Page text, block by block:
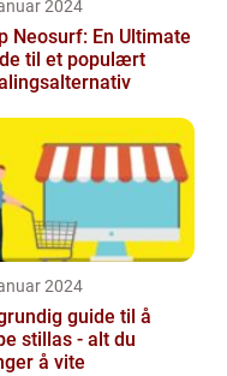
2024
Neosurf: En Ultimate
til et populært
2024
guide til å
stillas - alt du
å vite